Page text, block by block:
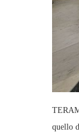
quello